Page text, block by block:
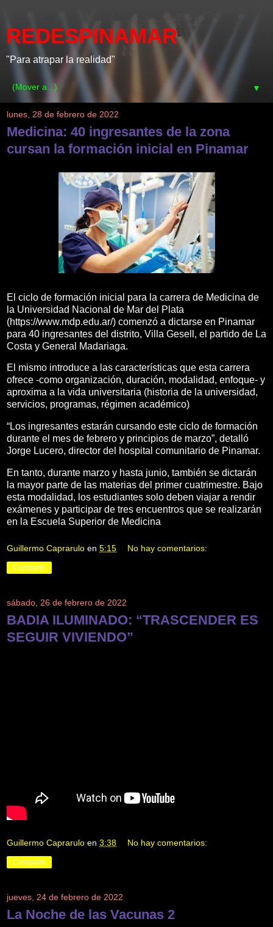
REDESPINAMAR
"Para atrapar la realidad"
▼
lunes, 28 de febrero de 2022
Medicina: 40 ingresantes de la zona
cursan la formación inicial en Pinamar
El ciclo de formación inicial para la carrera de Medicina de
la Universidad Nacional de Mar del Plata
(https://www.mdp.edu.ar/) comenzó a dictarse en Pinamar
para 40 ingresantes del distrito, Villa Gesell, el partido de La
Costa y General Madariaga.
El mismo introduce a las características que esta carrera
ofrece -como organización, duración, modalidad, enfoque- y
aproxima a la vida universitaria (historia de la universidad,
servicios, programas, régimen académico)
“Los ingresantes estarán cursando este ciclo de formación
durante el mes de febrero y principios de marzo”, detalló
Jorge Lucero, director del hospital comunitario de Pinamar.
En tanto, durante marzo y hasta junio, también se dictarán
la mayor parte de las materias del primer cuatrimestre. Bajo
esta modalidad, los estudiantes solo deben viajar a rendir
exámenes y participar de tres encuentros que se realizarán
en la Escuela Superior de Medicina
Guillermo Caprarulo en 5:15 No hay comentarios:
Compartir
sábado, 26 de febrero de 2022
BADIA ILUMINADO: “TRASCENDER ES
SEGUIR VIVIENDO”
Guillermo Caprarulo en 3:38 No hay comentarios:
Compartir
jueves, 24 de febrero de 2022
La Noche de las Vacunas 2